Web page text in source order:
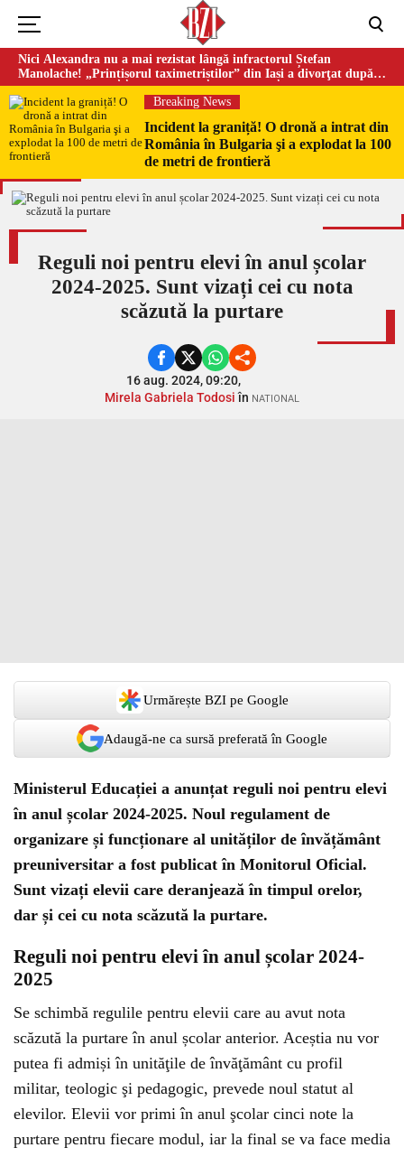
Nici Alexandra nu a mai rezistat lângă infractorul Ștefan
Manolache! „Prințișorul taximetriștilor” din Iași a divorţat după
doi ani de căsnicie
Breaking News
Incident la graniță! O dronă a intrat din
România în Bulgaria şi a explodat la 100
de metri de frontieră
Reguli noi pentru elevi în anul școlar
2024-2025. Sunt vizați cei cu nota
scăzută la purtare
16 aug. 2024, 09:20,
Mirela Gabriela Todosiîn NATIONAL
Urmărește BZI pe Google
Adaugă-ne ca sursă preferată în Google
Ministerul Educației a anunțat reguli noi pentru elevi
în anul școlar 2024-2025. Noul regulament de
organizare și funcționare al unităților de învățământ
preuniversitar a fost publicat în Monitorul Oficial.
Sunt vizați elevii care deranjează în timpul orelor,
dar și cei cu nota scăzută la purtare.
Reguli noi pentru elevi în anul școlar 2024-
2025
Se schimbă regulile pentru elevii care au avut nota
scăzută la purtare în anul școlar anterior. Aceștia nu vor
putea fi admiși în unităţile de învăţământ cu profil
militar, teologic şi pedagogic, prevede noul statut al
elevilor. Elevii vor primi în anul şcolar cinci note la
purtare pentru fiecare modul, iar la final se va face media